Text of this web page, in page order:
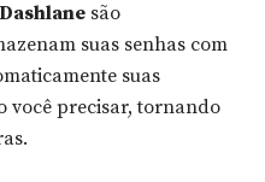
Dashlane são
suas senhas com
suas
você precisar, tornando